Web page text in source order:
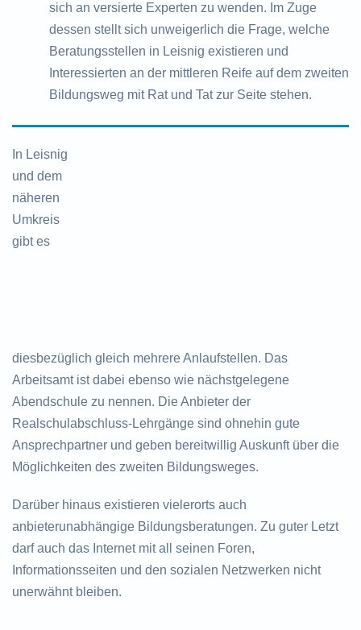
sich an versierte Experten zu wenden. Im Zuge
dessen stellt sich unweigerlich die Frage, welche
Beratungsstellen in Leisnig existieren und
Interessierten an der mittleren Reife auf dem zweiten
Bildungsweg mit Rat und Tat zur Seite stehen.
In Leisnig
und dem
näheren
Umkreis
gibt es
diesbezüglich gleich mehrere Anlaufstellen. Das
Arbeitsamt ist dabei ebenso wie nächstgelegene
Abendschule zu nennen. Die Anbieter der
Realschulabschluss-Lehrgänge sind ohnehin gute
Ansprechpartner und geben bereitwillig Auskunft über die
Möglichkeiten des zweiten Bildungsweges.
Darüber hinaus existieren vielerorts auch
anbieterunabhängige Bildungsberatungen. Zu guter Letzt
darf auch das Internet mit all seinen Foren,
Informationsseiten und den sozialen Netzwerken nicht
unerwähnt bleiben.